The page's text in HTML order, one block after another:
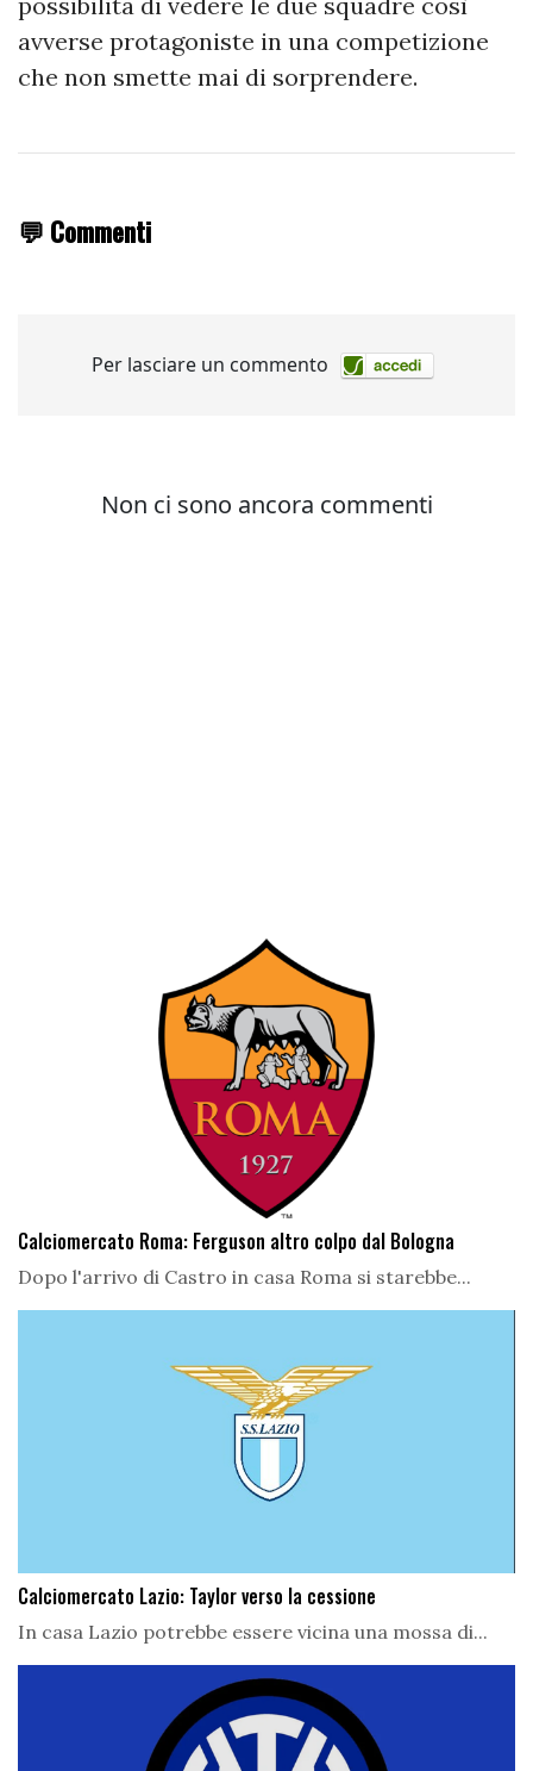
avverse protagoniste in una competizione
che non smette mai di sorprendere.
💬 Commenti
Calciomercato Roma: Ferguson altro colpo dal Bologna
Dopo l'arrivo di Castro in casa Roma si starebbe...
Calciomercato Lazio: Taylor verso la cessione
In casa Lazio potrebbe essere vicina una mossa di...